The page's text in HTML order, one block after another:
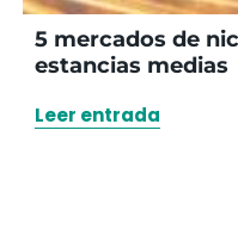
5 mercados de
estancias medias
Leer entrada